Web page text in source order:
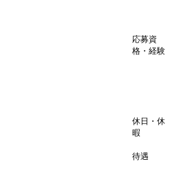
応募資
格・経験
休日・休
暇
待遇